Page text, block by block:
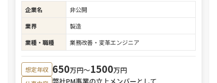
企業名
非公開
業界
製造
業種・職種
業務改善・変革エンジニア
想定年収 650万円〜1500万円
弊社PM事業の立上メンバーとして